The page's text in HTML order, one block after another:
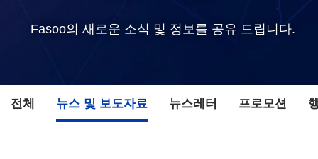
Fasoo의 새로운 소식 및 정보를 공유 드립니다.
전체 뉴스 및 보도자료 뉴스레터 프로모션